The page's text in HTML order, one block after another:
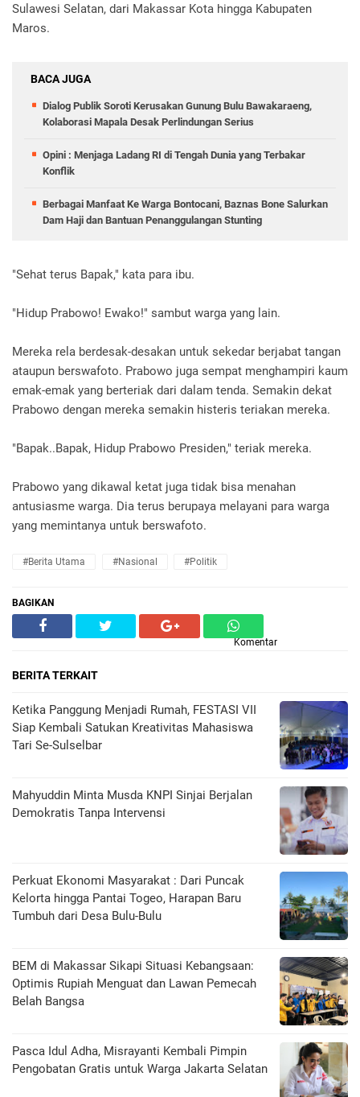
Sulawesi Selatan, dari Makassar Kota hingga Kabupaten
Maros.
BACA JUGA
Dialog Publik Soroti Kerusakan Gunung Bulu Bawakaraeng,
Kolaborasi Mapala Desak Perlindungan Serius
Opini : Menjaga Ladang RI di Tengah Dunia yang Terbakar
Konflik
Berbagai Manfaat Ke Warga Bontocani, Baznas Bone Salurkan
Dam Haji dan Bantuan Penanggulangan Stunting
"Sehat terus Bapak," kata para ibu.
"Hidup Prabowo! Ewako!" sambut warga yang lain.
Mereka rela berdesak-desakan untuk sekedar berjabat tangan
ataupun berswafoto. Prabowo juga sempat menghampiri kaum
emak-emak yang berteriak dari dalam tenda. Semakin dekat
Prabowo dengan mereka semakin histeris teriakan mereka.
"Bapak..Bapak, Hidup Prabowo Presiden," teriak mereka.
Prabowo yang dikawal ketat juga tidak bisa menahan
antusiasme warga. Dia terus berupaya melayani para warga
yang memintanya untuk berswafoto.
#Berita Utama #Nasional #Politik
BAGIKAN
Komentar
BERITA TERKAIT
Ketika Panggung Menjadi Rumah, FESTASI VII
Siap Kembali Satukan Kreativitas Mahasiswa
Tari Se-Sulselbar
Mahyuddin Minta Musda KNPI Sinjai Berjalan
Demokratis Tanpa Intervensi
Perkuat Ekonomi Masyarakat : Dari Puncak
Kelorta hingga Pantai Togeo, Harapan Baru
Tumbuh dari Desa Bulu-Bulu
BEM di Makassar Sikapi Situasi Kebangsaan:
Optimis Rupiah Menguat dan Lawan Pemecah
Belah Bangsa
Pasca Idul Adha, Misrayanti Kembali Pimpin
Pengobatan Gratis untuk Warga Jakarta Selatan